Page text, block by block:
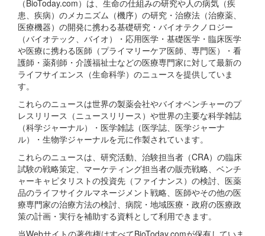
（BioToday.com）は、生命の仕組みの研究や人の病気（疾
患、疾病）のメカニズム（機序）の研究・治療法（治療薬、
医療機器）の開発に携わる基礎研究・バイオテクノロジー
（バイオテック、バイオ）・応用医学・基礎医学・臨床医学
や医療に携わる医師（プライマリーケア医師、専門医）・看
護師・薬剤師・介護福祉士などの医療専門家に対して最新の
ライフサイエンス（生命科学）のニュースを提供していま
す。
これらのニュースは世界の製薬会社やバイオベンチャーのプ
レスリリース（ニュースリリース）や世界の主要な科学雑誌
（科学ジャーナル）・医学雑誌（医学誌、医学ジャーナ
ル）・生物学ジャーナルを元に作製されています。
これらのニュースは、研究活動、治験担当者（CRA）の臨床
試験の戦略策定、マーケティング担当者の販売戦略、ベンチ
ャーキャピタリストの投資先（ファイナンス）の検討、医薬
品のライフサイクルマネージメント戦略、医師やその他の医
療専門家の治療方法の検討、病院・地域医療・政府の医療政
策の計画・実行を補助する資料として利用できます。